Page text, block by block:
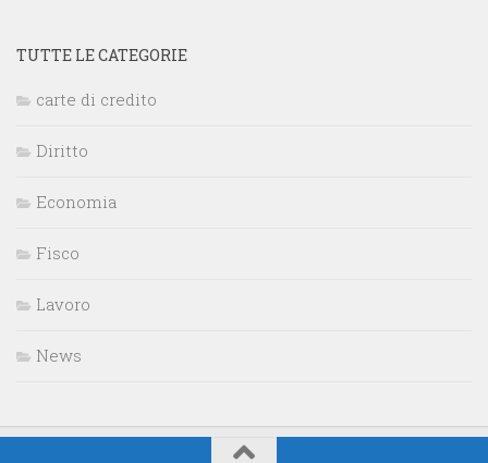
TUTTE LE CATEGORIE
carte di credito
Diritto
Economia
Fisco
Lavoro
News